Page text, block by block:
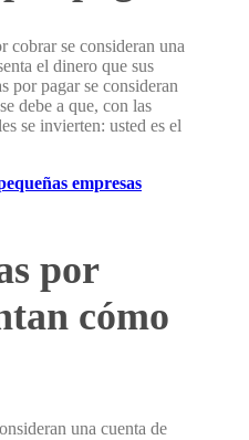
cobrar se consideran una
el dinero que sus
por pagar se consideran
debe a que, con las
se invierten: usted es el
empresas
por
cómo
una cuenta de